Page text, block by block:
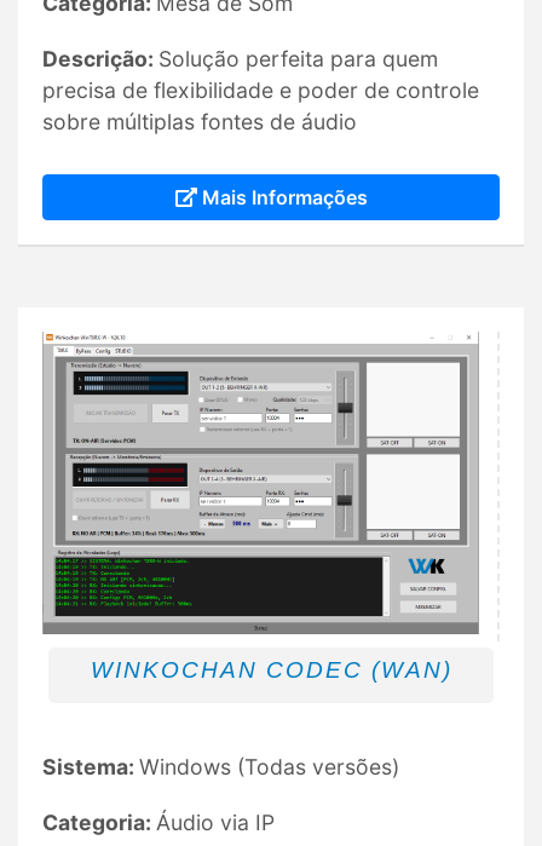
Descrição: Solução perfeita para quem
precisa de flexibilidade e poder de controle
sobre múltiplas fontes de áudio
Mais Informações
WINKOCHAN CODEC (WAN)
Sistema: Windows (Todas versões)
Categoria: Áudio via IP